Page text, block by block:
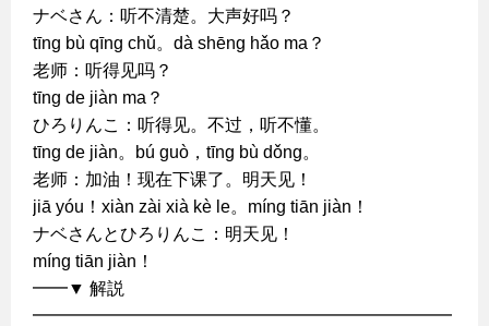
ナベさん：听不清楚。大声好吗？
tīng bù qīng chǔ。dà shēng hǎo ma？
老师：听得见吗？
tīng de jiàn ma？
ひろりんこ：听得见。不过，听不懂。
tīng de jiàn。bú guò，tīng bù dǒng。
老师：加油！现在下课了。明天见！
jiā yóu！xiàn zài xià kè le。míng tiān jiàn！
ナベさんとひろりんこ：明天见！
míng tiān jiàn！
━━▼ 解説
━━━━━━━━━━━━━━━━━━━━━━━━